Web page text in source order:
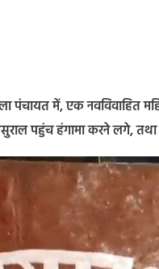
पंचायत में, एक नवविवाहित
पहुंच हंगामा करने लगे, तथा